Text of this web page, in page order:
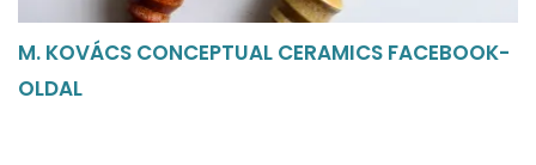
M. KOVÁCS CONCEPTUAL CERAMICS FACEBOOK-
OLDAL